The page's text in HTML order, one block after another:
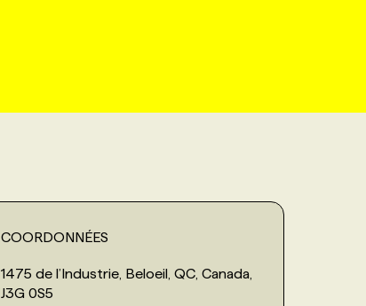
COORDONNÉES
1475 de l’Industrie, Beloeil, QC, Canada,
J3G 0S5